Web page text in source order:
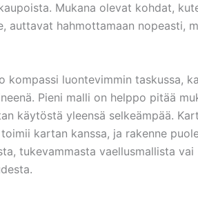
Mukana olevat kohdat,
auttavat hahmottamaan nopeasti,
luontevimmin taskussa,
Pieni malli on helppo pitää
käytöstä yleensä selkeämpää.
kartan kanssa, ja rakenne
tukevammasta vaellusmallista vai